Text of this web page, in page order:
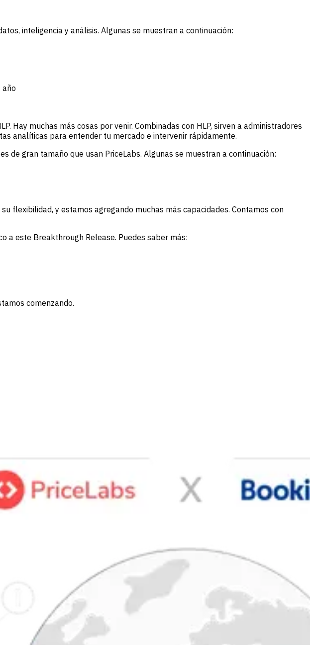
inteligencia y análisis. Algunas se muestran a continuación:
año
Hay muchas más cosas por venir. Combinadas con HLP, sirven a administradores
analíticas para entender tu mercado e intervenir rápidamente.
de gran tamaño que usan PriceLabs. Algunas se muestran a continuación:
flexibilidad, y estamos agregando muchas más capacidades. Contamos con
a este Breakthrough Release. Puedes saber más:
comenzando.